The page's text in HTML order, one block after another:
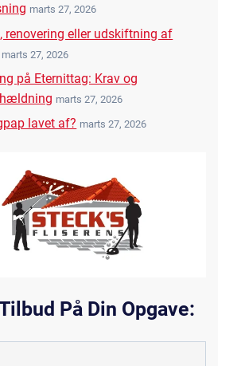
marts 27, 2026
renovering eller udskiftning af
marts 27, 2026
på Eternittag: Krav og
marts 27, 2026
lavet af? marts 27, 2026
På Din Opgave: